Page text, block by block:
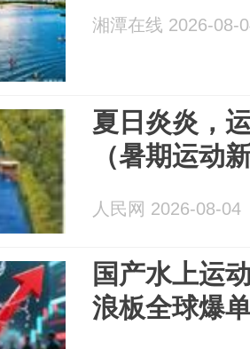
湘潭在线 2026-08-
夏日炎炎，
（暑期运动
人民网 2026-08-04
国产水上运
浪板全球爆